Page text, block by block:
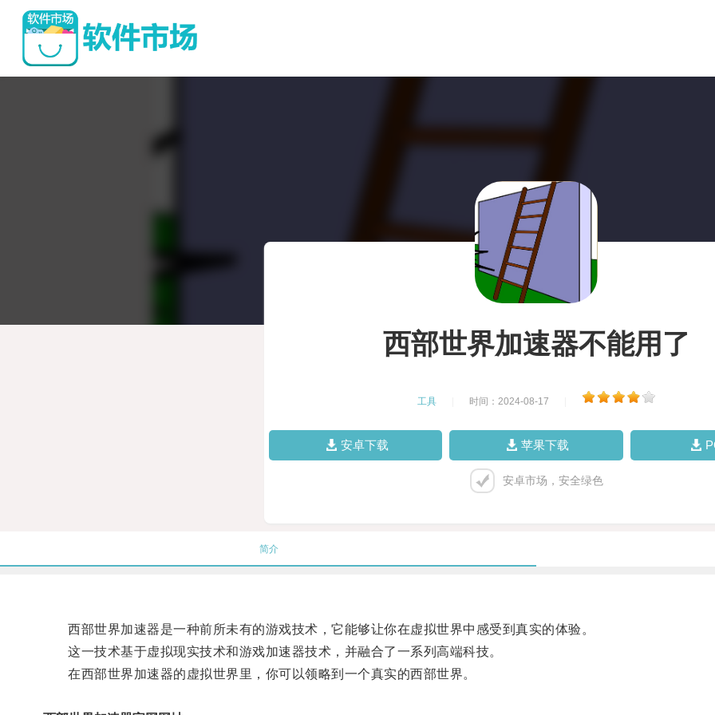
西部世界加速器不能用了
工具 时间：2024-08-17
安卓下载 苹果下载
安卓市场，安全绿色
简介
西部世界加速器是一种前所未有的游戏技术，它能够让你在虚拟世界中感受到真实的体验。
这一技术基于虚拟现实技术和游戏加速器技术，并融合了一系列高端科技。
在西部世界加速器的虚拟世界里，你可以领略到一个真实的西部世界。